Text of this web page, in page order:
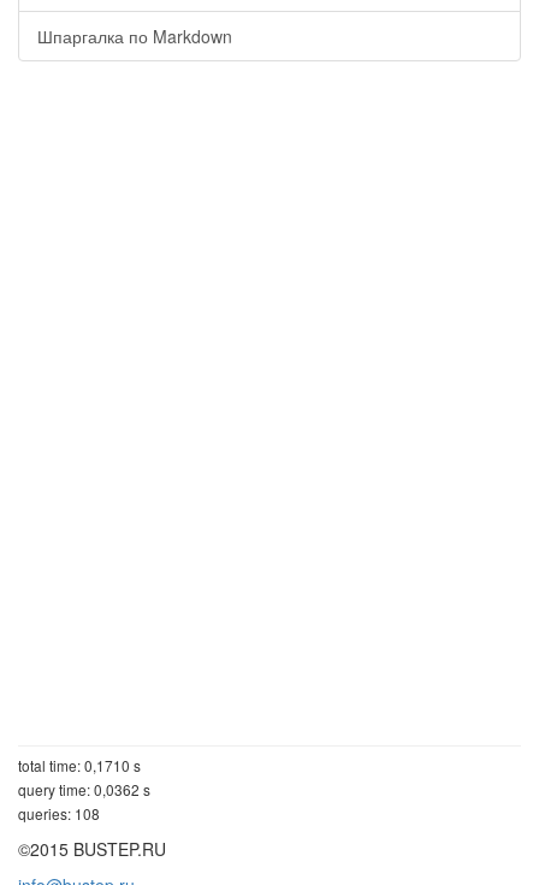
Шпаргалка по Markdown
total time: 0,1710 s
query time: 0,0362 s
queries: 108
©2015 BUSTEP.RU